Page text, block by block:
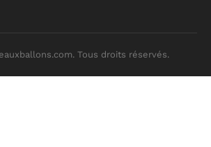
Tous droits réservés.